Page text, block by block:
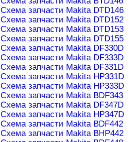
Схема запчасти Makita DTD146
Схема запчасти Makita DTD152
Схема запчасти Makita DTD153
Схема запчасти Makita DTD155
Схема запчасти Makita DF330D
Схема запчасти Makita DF333D
Схема запчасти Makita DF331D
Схема запчасти Makita HP331D
Схема запчасти Makita HP333D
Схема запчасти Makita BDF343
Схема запчасти Makita DF347D
Схема запчасти Makita HP347D
Схема запчасти Makita BDF442
Схема запчасти Makita BHP442